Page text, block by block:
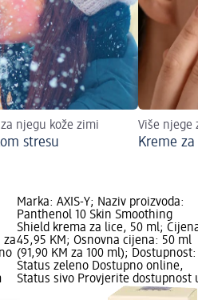
njegu kože zimi
stresu
Više njege
Kreme
za
Marka: AXIS-Y; Naziv proizvoda:
Panthenol 10 Skin Smoothing
Shield krema za lice, 50 ml;
45,95 KM; Osnovna cijena: 50 ml
(91,90 KM za 100 ml); Dostupnost:
Status zeleno Dostupno online,
Status sivo Provjerite dostupnost